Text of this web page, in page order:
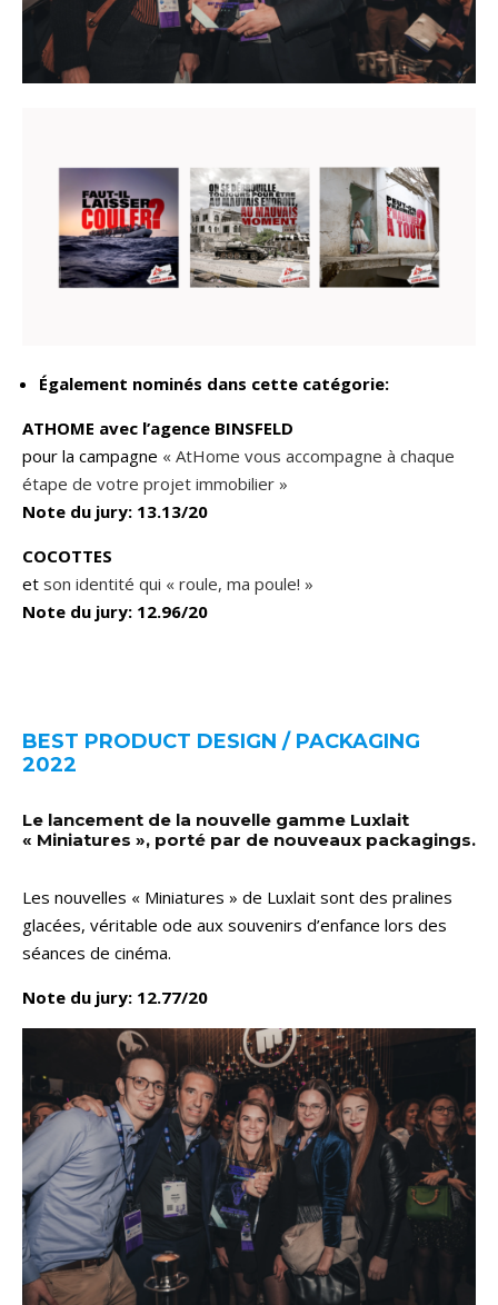
Également nominés dans cette catégorie:
ATHOME avec l’agence BINSFELD
pour la campagne « AtHome vous accompagne à chaque
étape de votre projet immobilier »
Note du jury: 13.13/20
COCOTTES
et son identité qui « roule, ma poule! »
Note du jury: 12.96/20
BEST PRODUCT DESIGN / PACKAGING
2022
Le lancement de la nouvelle gamme Luxlait
« Miniatures », porté par de nouveaux packagings.
Les nouvelles « Miniatures » de Luxlait sont des pralines
glacées, véritable ode aux souvenirs d’enfance lors des
séances de cinéma.
Note du jury: 12.77/20